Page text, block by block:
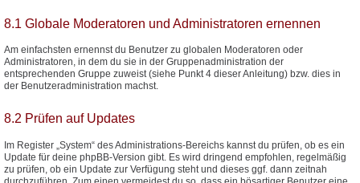
8.1 Globale Moderatoren und Administratoren ernennen
Am einfachsten ernennst du Benutzer zu globalen Moderatoren oder
Administratoren, in dem du sie in der Gruppenadministration der
entsprechenden Gruppe zuweist (siehe Punkt 4 dieser Anleitung) bzw. dies in
der Benutzeradministration machst.
8.2 Prüfen auf Updates
Im Register „System“ des Administrations-Bereichs kannst du prüfen, ob es ein
Update für deine phpBB-Version gibt. Es wird dringend empfohlen, regelmäßig
zu prüfen, ob ein Update zur Verfügung steht und dieses ggf. dann zeitnah